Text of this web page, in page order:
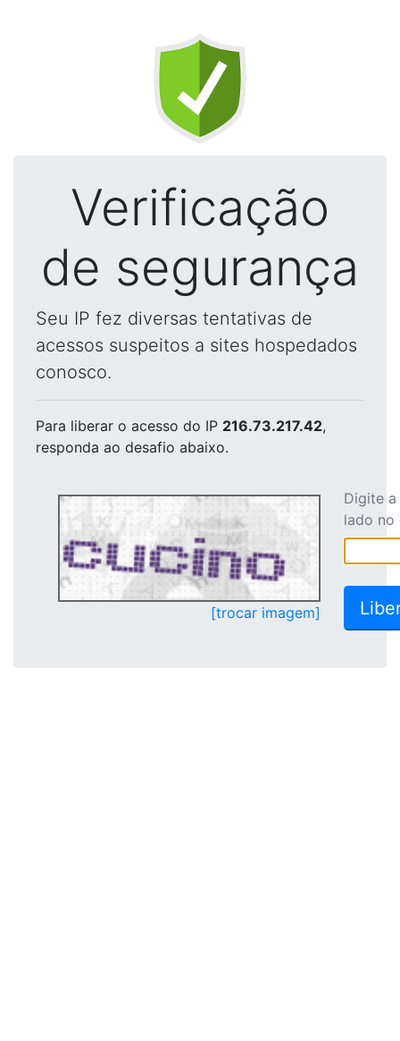
Verificação
de segurança
Seu IP fez diversas tentativas de
acessos suspeitos a sites hospedados
conosco.
Para liberar o acesso do IP 216.73.217.42,
responda ao desafio abaixo.
[trocar imagem]
Digite
lado no